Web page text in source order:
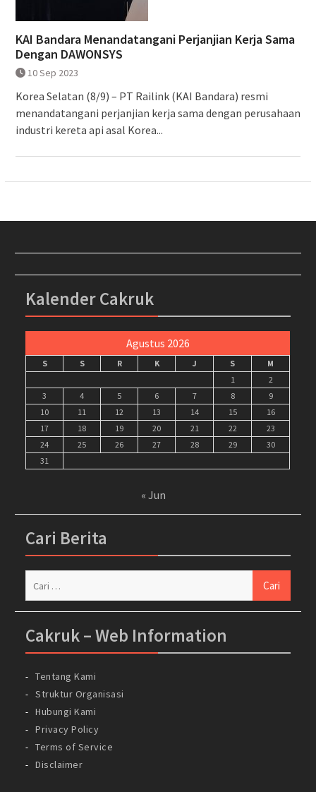
KAI Bandara Menandatangani Perjanjian Kerja Sama
Dengan DAWONSYS
10 Sep 2023
Korea Selatan (8/9) – PT Railink (KAI Bandara) resmi
menandatangani perjanjian kerja sama dengan perusahaan
industri kereta api asal Korea...
Kalender Cakruk
Agustus 2026
S S R K J S
M
1
2
3
4 5 6 7 8
9
10
11 12 13 14 15
16
17
18 19 20 21 22
23
24
25 26 27 28 29
30
31
« Jun
Cari Berita
Cakruk – Web Information
Tentang Kami
Struktur Organisasi
Hubungi Kami
Privacy Policy
Terms of Service
Disclaimer